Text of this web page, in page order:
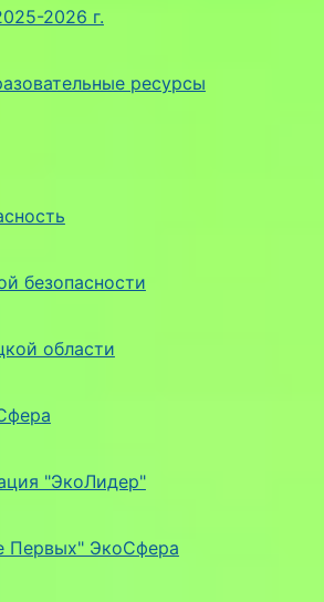
2026 г.
ресурсы
безопасности
области
"ЭкоЛидер"
ЭкоСфера